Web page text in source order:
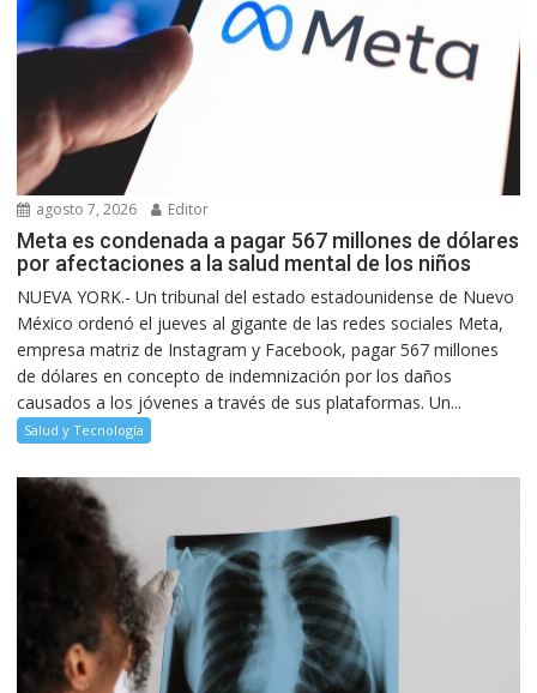
agosto 7, 2026 Editor
Meta es condenada a pagar 567 millones de dólares
por afectaciones a la salud mental de los niños
NUEVA YORK.- Un tribunal del estado estadounidense de Nuevo
México ordenó el jueves al gigante de las redes sociales Meta,
empresa matriz de Instagram y Facebook, pagar 567 millones
de dólares en concepto de indemnización por los daños
causados a los jóvenes a través de sus plataformas. Un...
Salud y Tecnología